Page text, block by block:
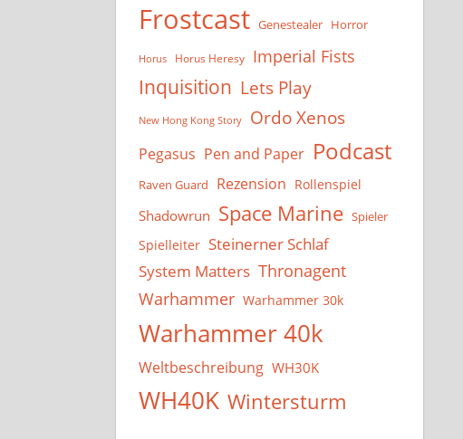
Frostcast Genestealer Horror
Horus Horus Heresy Imperial Fists
Inquisition Lets Play
New Hong Kong Story Ordo Xenos
Pegasus Pen and Paper Podcast
Raven Guard Rezension Rollenspiel
Shadowrun Space Marine Spieler
Spielleiter Steinerner Schlaf
System Matters Thronagent
Warhammer Warhammer 30k
Warhammer 40k
Weltbeschreibung WH30K
WH40K Wintersturm